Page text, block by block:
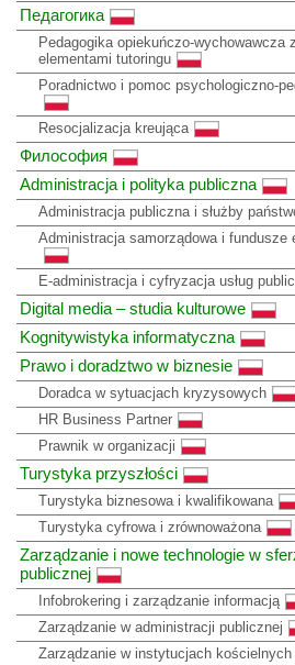
Педагогика
Pedagogika opiekuńczo-wychowawcza z
elementami tutoringu
Poradnictwo i pomoc psychologiczno-
Resocjalizacja kreująca
Философия
Administracja i polityka publiczna
Administracja publiczna i służby
Administracja samorządowa i fundusze
E-administracja i cyfryzacja usług
Digital media – studia kulturowe
Kognitywistyka informatyczna
Prawo i doradztwo w biznesie
Doradca w sytuacjach kryzysowych
HR Business Partner
Prawnik w organizacji
Turystyka przyszłości
Turystyka biznesowa i kwalifikowana
Turystyka cyfrowa i zrównoważona
Zarządzanie i nowe technologie w
publicznej
Infobrokering i zarządzanie informacją
Zarządzanie w administracji publicznej
Zarządzanie w instytucjach kościelnych